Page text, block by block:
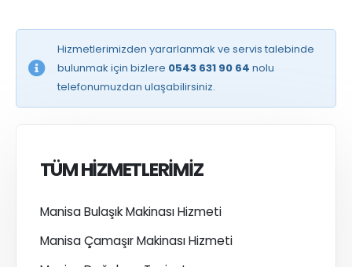
Hizmetlerimizden yararlanmak ve servis talebinde
bulunmak için bizlere 0543 631 90 64 nolu
telefonumuzdan ulaşabilirsiniz.
TÜM HİZMETLERİMİZ
Manisa Bulaşık Makinası Hizmeti
Manisa Çamaşır Makinası Hizmeti